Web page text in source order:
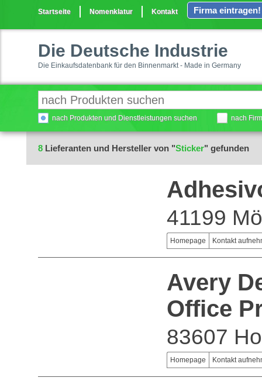
Startseite Nomenklatur Kontakt Firma eintragen!
Die Deutsche Industrie
Die Einkaufsdatenbank für den Binnenmarkt - Made in Germany
nach Produkten und Dienstleistungen suchen nach
8 Lieferanten und Hersteller von "Sticker" gefunden
41199
Homepage Kontakt
Avery
Office
83607
Homepage Kontakt